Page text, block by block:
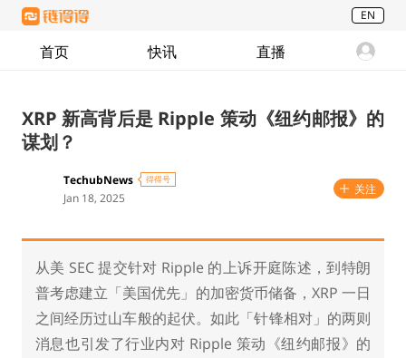
EN
首页 快讯 直播
XRP 新高背后是 Ripple 策动《纽约邮报》的
谋划？
TechubNews 得得号
Jan 18, 2025
关注
从美 SEC 提交针对 Ripple 的上诉开庭陈述，到特朗
普考虑建立「美国优先」的加密货币储备，XRP 一日
之间经历过山车般的起伏。如此「针锋相对」的两则
消息也引发了行业内对 Ripple 策动《纽约邮报》的